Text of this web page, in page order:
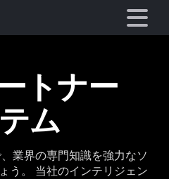
トナー
ム
業界の専門知識を強力なソ
う。 当社のインテリジェン